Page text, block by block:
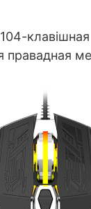
клавішная
правадная
клавішамі і